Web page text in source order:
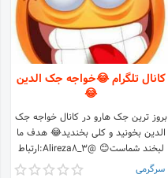
کانال تلگرام 😂خواجه جک الدین
😂
بروز ترین جک هارو در کانال خواجه جک
الدین بخونید و کلی بخندید😂 هدف ما
لبخند شماست😊 @Alireza8_3:ارتباط
با ادمین
سرگرمی